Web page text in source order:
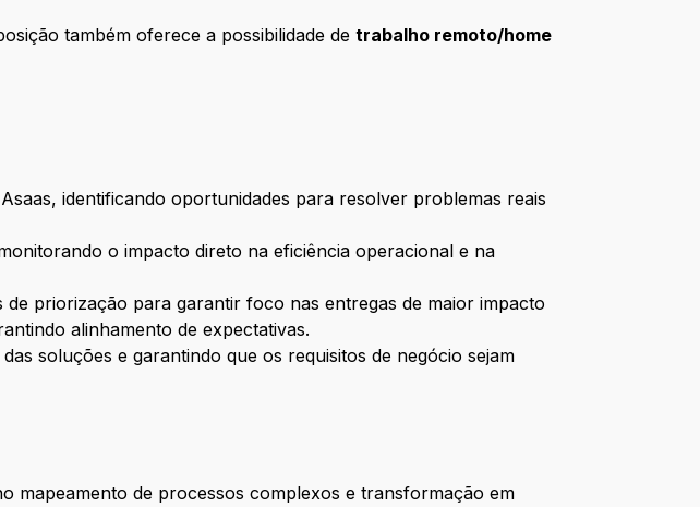
também oferece a possibilidade detrabalho remoto/home
identificando oportunidades para resolver problemas reais
o impacto direto na eficiência operacional e na
priorização para garantir foco nas entregas de maior impacto
alinhamento de expectativas.
soluções e garantindo que os requisitos de negócio sejam
mapeamento de processos complexos e transformação em